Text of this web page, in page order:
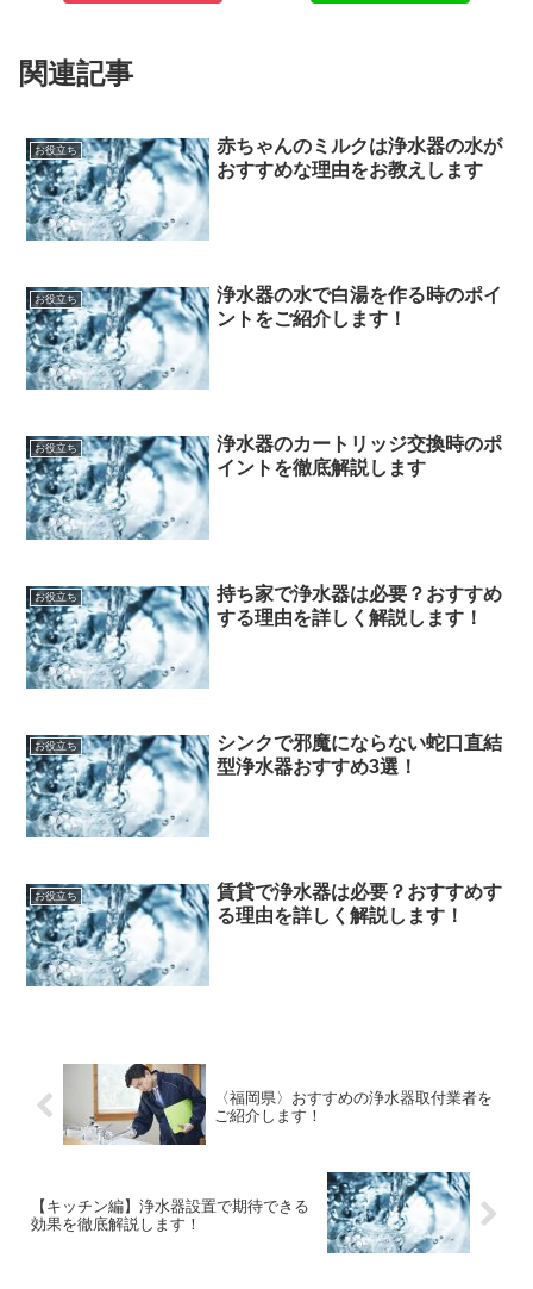
関連記事
お役立ち
赤ちゃんのミルクは浄水器の水が
おすすめな理由をお教えします
お役立ち
浄水器の水で白湯を作る時のポイ
ントをご紹介します！
お役立ち
浄水器のカートリッジ交換時のポ
イントを徹底解説します
お役立ち
持ち家で浄水器は必要？おすすめ
する理由を詳しく解説します！
お役立ち
シンクで邪魔にならない蛇口直結
型浄水器おすすめ3選！
お役立ち
賃貸で浄水器は必要？おすすめす
る理由を詳しく解説します！
〈福岡県〉おすすめの浄水器取付業者を
ご紹介します！
【キッチン編】浄水器設置で期待できる
効果を徹底解説します！